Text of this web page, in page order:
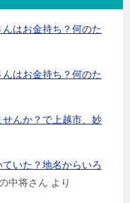
はお金持ち？何のた
はお金持ち？何のた
んか？で上越市、妙
いた？地名からいろ
中将さん より